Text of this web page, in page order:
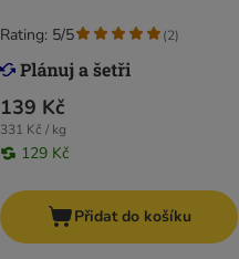
139 Kč
331 Kč / kg
129 Kč
Rating: 5/5 (2)
Přidat do košíku